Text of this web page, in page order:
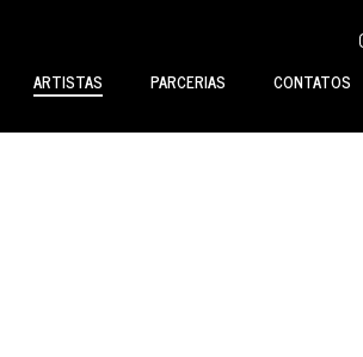
ARTISTAS PARCERIAS CONTATOS